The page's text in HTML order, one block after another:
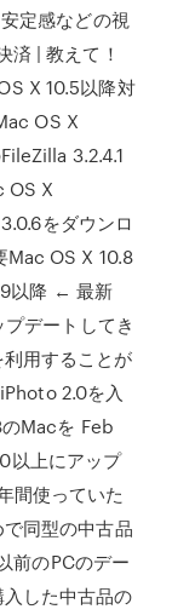
定感などの視
済 | 教えて！
X 10.5以降対
OS X
3.2.4.1
OS X
をダウンロ
Mac OS X 10.8
以降 ← 最新
デートしてき
用することが
2.0を入
Macを Feb
以上にアップ
間使っていた
同型の中古品
前のPCのデー
した中古品の